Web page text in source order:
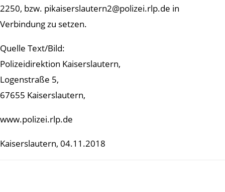
2250, bzw. pikaiserslautern2@polizei.rlp.de in
Verbindung zu setzen.
Quelle Text/Bild:
Polizeidirektion Kaiserslautern,
Logenstraße 5,
67655 Kaiserslautern,
www.polizei.rlp.de
Kaiserslautern, 04.11.2018